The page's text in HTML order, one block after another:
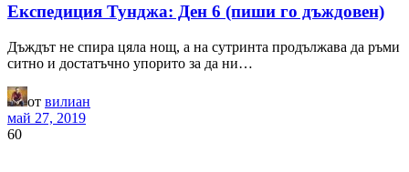
Експедиция Тунджа: Ден 6 (пиши го дъждовен)
Дъждът не спира цяла нощ, а на сутринта продължава да ръми
ситно и достатъчно упорито за да ни…
от вилиан
май 27, 2019
60